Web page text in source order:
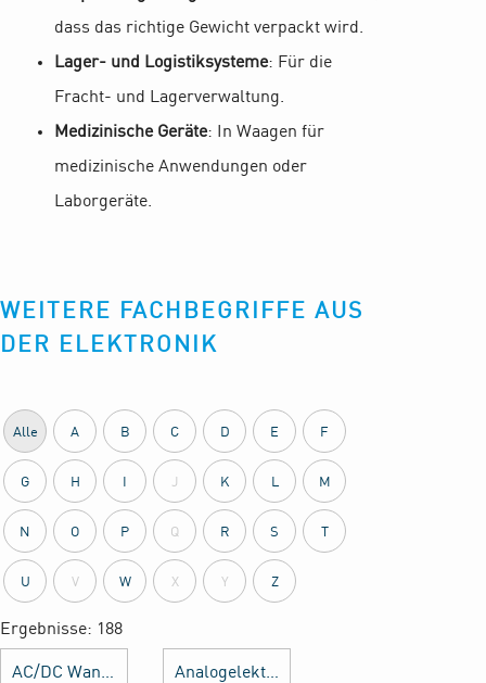
dass das richtige Gewicht verpackt wird.
Lager- und Logistiksysteme: Für die
Fracht- und Lagerverwaltung.
Medizinische Geräte: In Waagen für
medizinische Anwendungen oder
Laborgeräte.
WEITERE FACHBEGRIFFE AUS
DER ELEKTRONIK
Alle A B C D E F
G H J K L M
N O P Q R S T
U V W X Y Z
Ergebnisse: 188
AC/DC Wandler Analogelektronik